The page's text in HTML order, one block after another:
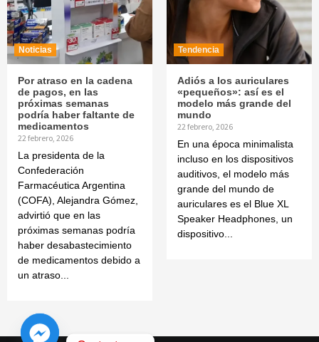
Noticias
Por atraso en la cadena
de pagos, en las
próximas semanas
podría haber faltante de
medicamentos
22 febrero, 2026
La presidenta de la
Confederación
Farmacéutica Argentina
(COFA), Alejandra Gómez,
advirtió que en las
próximas semanas podría
haber desabastecimiento
de medicamentos debido a
un atraso...
Tendencia
Adiós a los auriculares
«pequeños»: así es el
modelo más grande del
mundo
22 febrero, 2026
En una época minimalista
incluso en los dispositivos
auditivos, el modelo más
grande del mundo de
auriculares es el Blue XL
Speaker Headphones, un
dispositivo...